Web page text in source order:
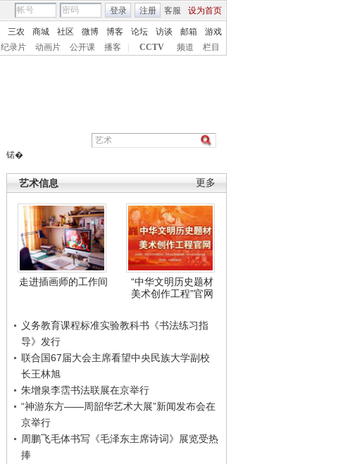
客服 设为首页
登录 注册
三农 商城 社区 微博 博客 论坛 访谈 邮箱
游戏
纪录片 动画片 公开课 播客 CCTV 频道 栏目
锘�
更多
艺术信息
走进插画师的工作间
“中华文明历史题材
美术创作工程”官网
义务教育课程标准实验教科书《书法练习指
导》发行
联合国67届大会主席看望中央民族大学副校
长王林旭
朱增泉李霑书法联展在京举行
“神游东方——周韶华艺术大展”新闻发布会在
京举行
周鹏飞毛体书写《毛泽东主席诗词》展览受热
捧